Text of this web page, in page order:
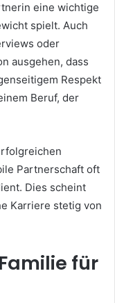
eine wichtige
spielt. Auch
oder
ausgehen, dass
Respekt
Beruf, der
Partnerschaft oft
Dies scheint
Karriere stetig von
für